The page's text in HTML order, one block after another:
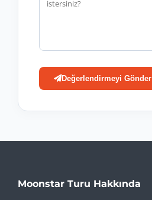
Değerlendirmeyi Gönder
Moonstar Turu Hakkında